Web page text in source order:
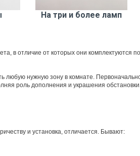
На три и более ламп
в отличие от которых они комплектуются
любую нужную зону в комнате.
роль дополнения и украшения
и установка, отличается. Бывают: